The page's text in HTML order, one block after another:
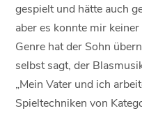
gespielt und hätte auch
aber es konnte mir
Genre hat der Sohn
selbst sagt, der
„Mein Vater und ich
Spieltechniken von